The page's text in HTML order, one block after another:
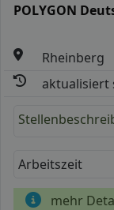
POLYGON
Rheinberg
aktualisiert
Arbeitszeit
mehr